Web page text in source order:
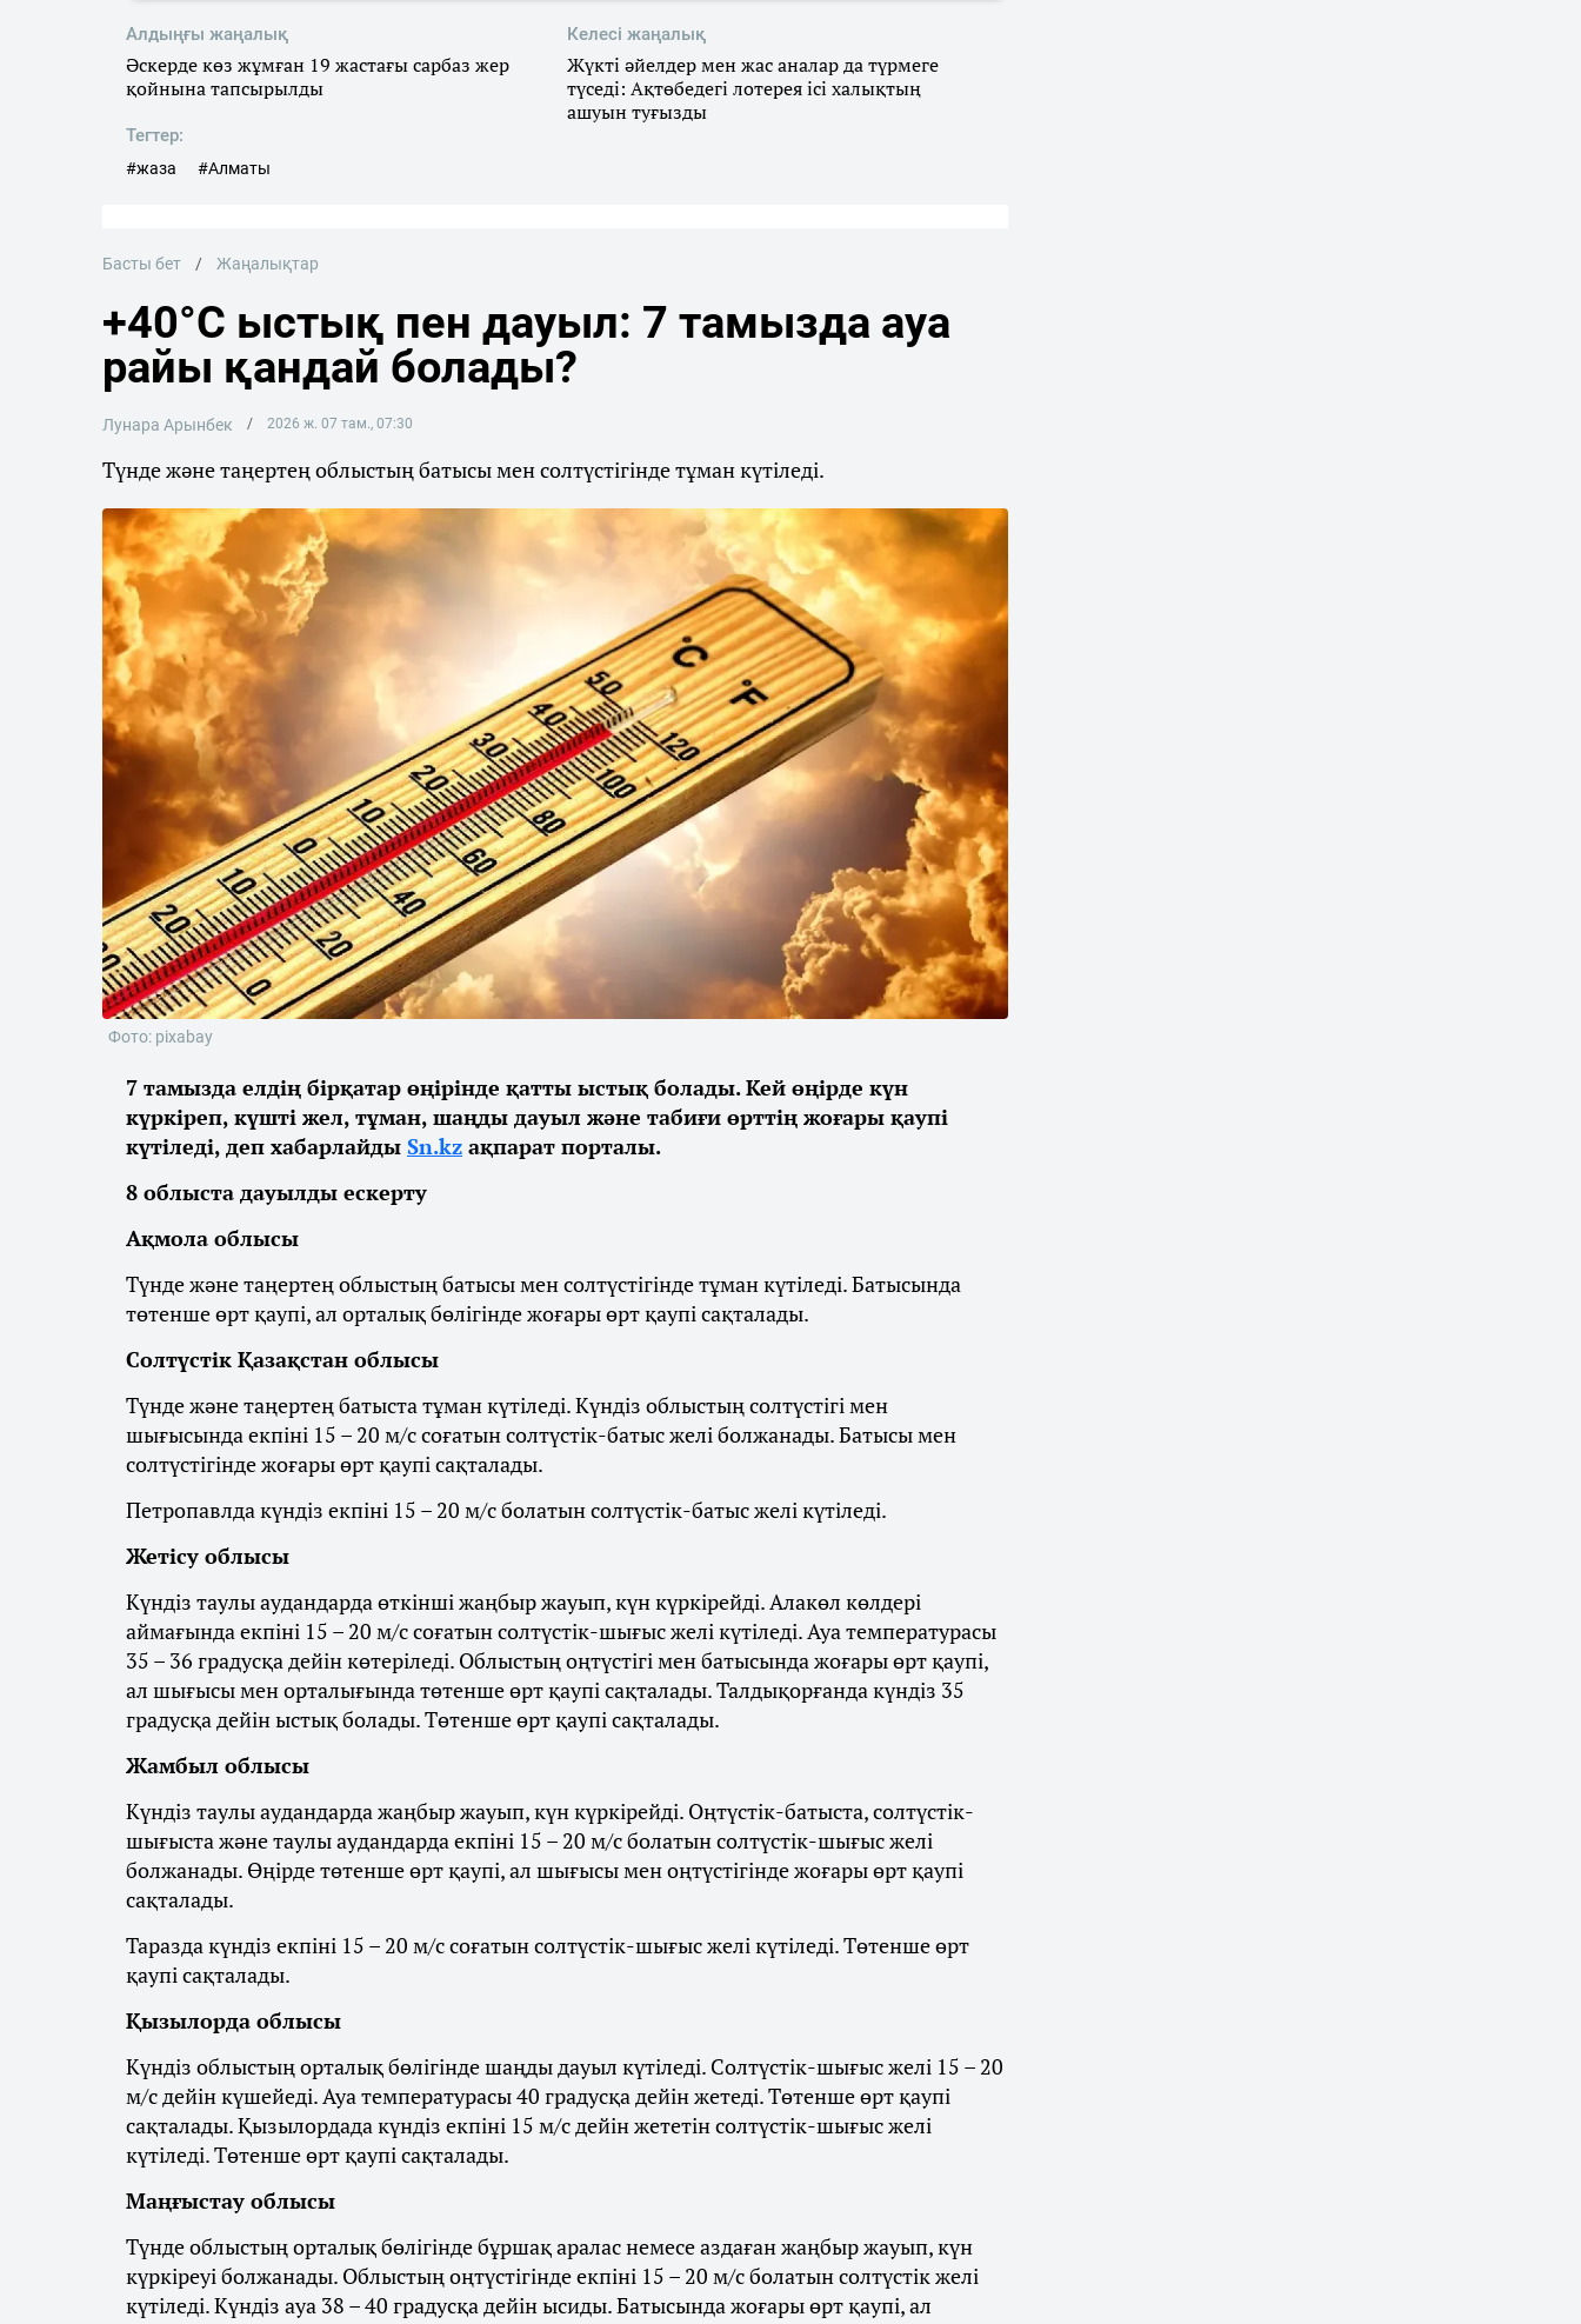
Алдыңғы жаңалық
Әскерде көз жұмған 19 жастағы сарбаз жер
қойнына тапсырылды
Келесі жаңалық
Жүкті әйелдер мен жас аналар да түрмеге
түседі: Ақтөбедегі лотерея ісі халықтың
ашуын туғызды
Тегтер:
#жаза #Алматы
Басты бет Жаңалықтар
+40°C ыстық пен дауыл: 7 тамызда ауа
райы қандай болады?
Лунара Арынбек 2026 ж. 07 там., 07:30
Түнде және таңертең облыстың батысы мен солтүстігінде тұман күтіледі.
Фото: pixabay
7 тамызда елдің бірқатар өңірінде қатты ыстық болады. Кей өңірде күн
күркіреп, күшті жел, тұман, шаңды дауыл және табиғи өрттің жоғары қаупі
күтіледі, деп хабарлайды Sn.kz ақпарат порталы.
8 облыста дауылды ескерту
Ақмола облысы
Түнде және таңертең облыстың батысы мен солтүстігінде тұман күтіледі. Батысында
төтенше өрт қаупі, ал орталық бөлігінде жоғары өрт қаупі сақталады.
Солтүстік Қазақстан облысы
Түнде және таңертең батыста тұман күтіледі. Күндіз облыстың солтүстігі мен
шығысында екпіні 15 – 20 м/с соғатын солтүстік-батыс желі болжанады. Батысы мен
солтүстігінде жоғары өрт қаупі сақталады.
Петропавлда күндіз екпіні 15 – 20 м/с болатын солтүстік-батыс желі күтіледі.
Жетісу облысы
Күндіз таулы аудандарда өткінші жаңбыр жауып, күн күркірейді. Алакөл көлдері
аймағында екпіні 15 – 20 м/с соғатын солтүстік-шығыс желі күтіледі. Ауа температурасы
35 – 36 градусқа дейін көтеріледі. Облыстың оңтүстігі мен батысында жоғары өрт қаупі,
ал шығысы мен орталығында төтенше өрт қаупі сақталады. Талдықорғанда күндіз 35
градусқа дейін ыстық болады. Төтенше өрт қаупі сақталады.
Жамбыл облысы
Күндіз таулы аудандарда жаңбыр жауып, күн күркірейді. Оңтүстік-батыста, солтүстік-
шығыста және таулы аудандарда екпіні 15 – 20 м/с болатын солтүстік-шығыс желі
болжанады. Өңірде төтенше өрт қаупі, ал шығысы мен оңтүстігінде жоғары өрт қаупі
сақталады.
Таразда күндіз екпіні 15 – 20 м/с соғатын солтүстік-шығыс желі күтіледі. Төтенше өрт
қаупі сақталады.
Қызылорда облысы
Күндіз облыстың орталық бөлігінде шаңды дауыл күтіледі. Солтүстік-шығыс желі 15 – 20
м/с дейін күшейеді. Ауа температурасы 40 градусқа дейін жетеді. Төтенше өрт қаупі
сақталады. Қызылордада күндіз екпіні 15 м/с дейін жететін солтүстік-шығыс желі
күтіледі. Төтенше өрт қаупі сақталады.
Маңғыстау облысы
Түнде облыстың орталық бөлігінде бұршақ аралас немесе аздаған жаңбыр жауып, күн
күркіреуі болжанады. Облыстың оңтүстігінде екпіні 15 – 20 м/с болатын солтүстік желі
күтіледі. Күндіз ауа 38 – 40 градусқа дейін ысиды. Батысында жоғары өрт қаупі, ал